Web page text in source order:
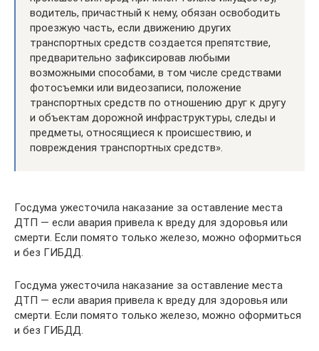
водитель, причастный к нему, обязан освободить
проезжую часть, если движению других
транспортных средств создается препятствие,
предварительно зафиксировав любыми
возможными способами, в том числе средствами
фотосъемки или видеозаписи, положение
транспортных средств по отношению друг к другу
и объектам дорожной инфраструктуры, следы и
предметы, относящиеся к происшествию, и
повреждения транспортных средств».
Госдума ужесточила наказание за оставление места
ДТП — если авария привела к вреду для здоровья или
смерти. Если помято только железо, можно оформиться
и без ГИБДД.
Госдума ужесточила наказание за оставление места
ДТП — если авария привела к вреду для здоровья или
смерти. Если помято только железо, можно оформиться
и без ГИБДД.